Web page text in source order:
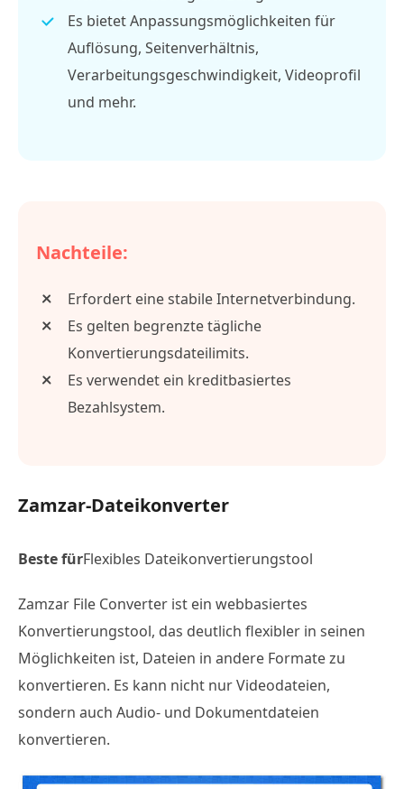
Es bietet Anpassungsmöglichkeiten für
Auflösung, Seitenverhältnis,
Verarbeitungsgeschwindigkeit, Videoprofil
und mehr.
Nachteile:
Erfordert eine stabile Internetverbindung.
Es gelten begrenzte tägliche
Konvertierungsdateilimits.
Es verwendet ein kreditbasiertes
Bezahlsystem.
Zamzar-Dateikonverter
Beste fürFlexibles Dateikonvertierungstool
Zamzar File Converter ist ein webbasiertes
Konvertierungstool, das deutlich flexibler in seinen
Möglichkeiten ist, Dateien in andere Formate zu
konvertieren. Es kann nicht nur Videodateien,
sondern auch Audio- und Dokumentdateien
konvertieren.